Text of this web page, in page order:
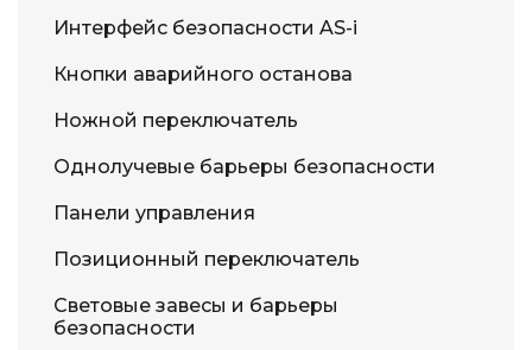
Интерфейс безопасности AS-i
Кнопки аварийного останова
Ножной переключатель
Однолучевые барьеры безопасности
Панели управления
Позиционный переключатель
Световые завесы и барьеры
безопасности